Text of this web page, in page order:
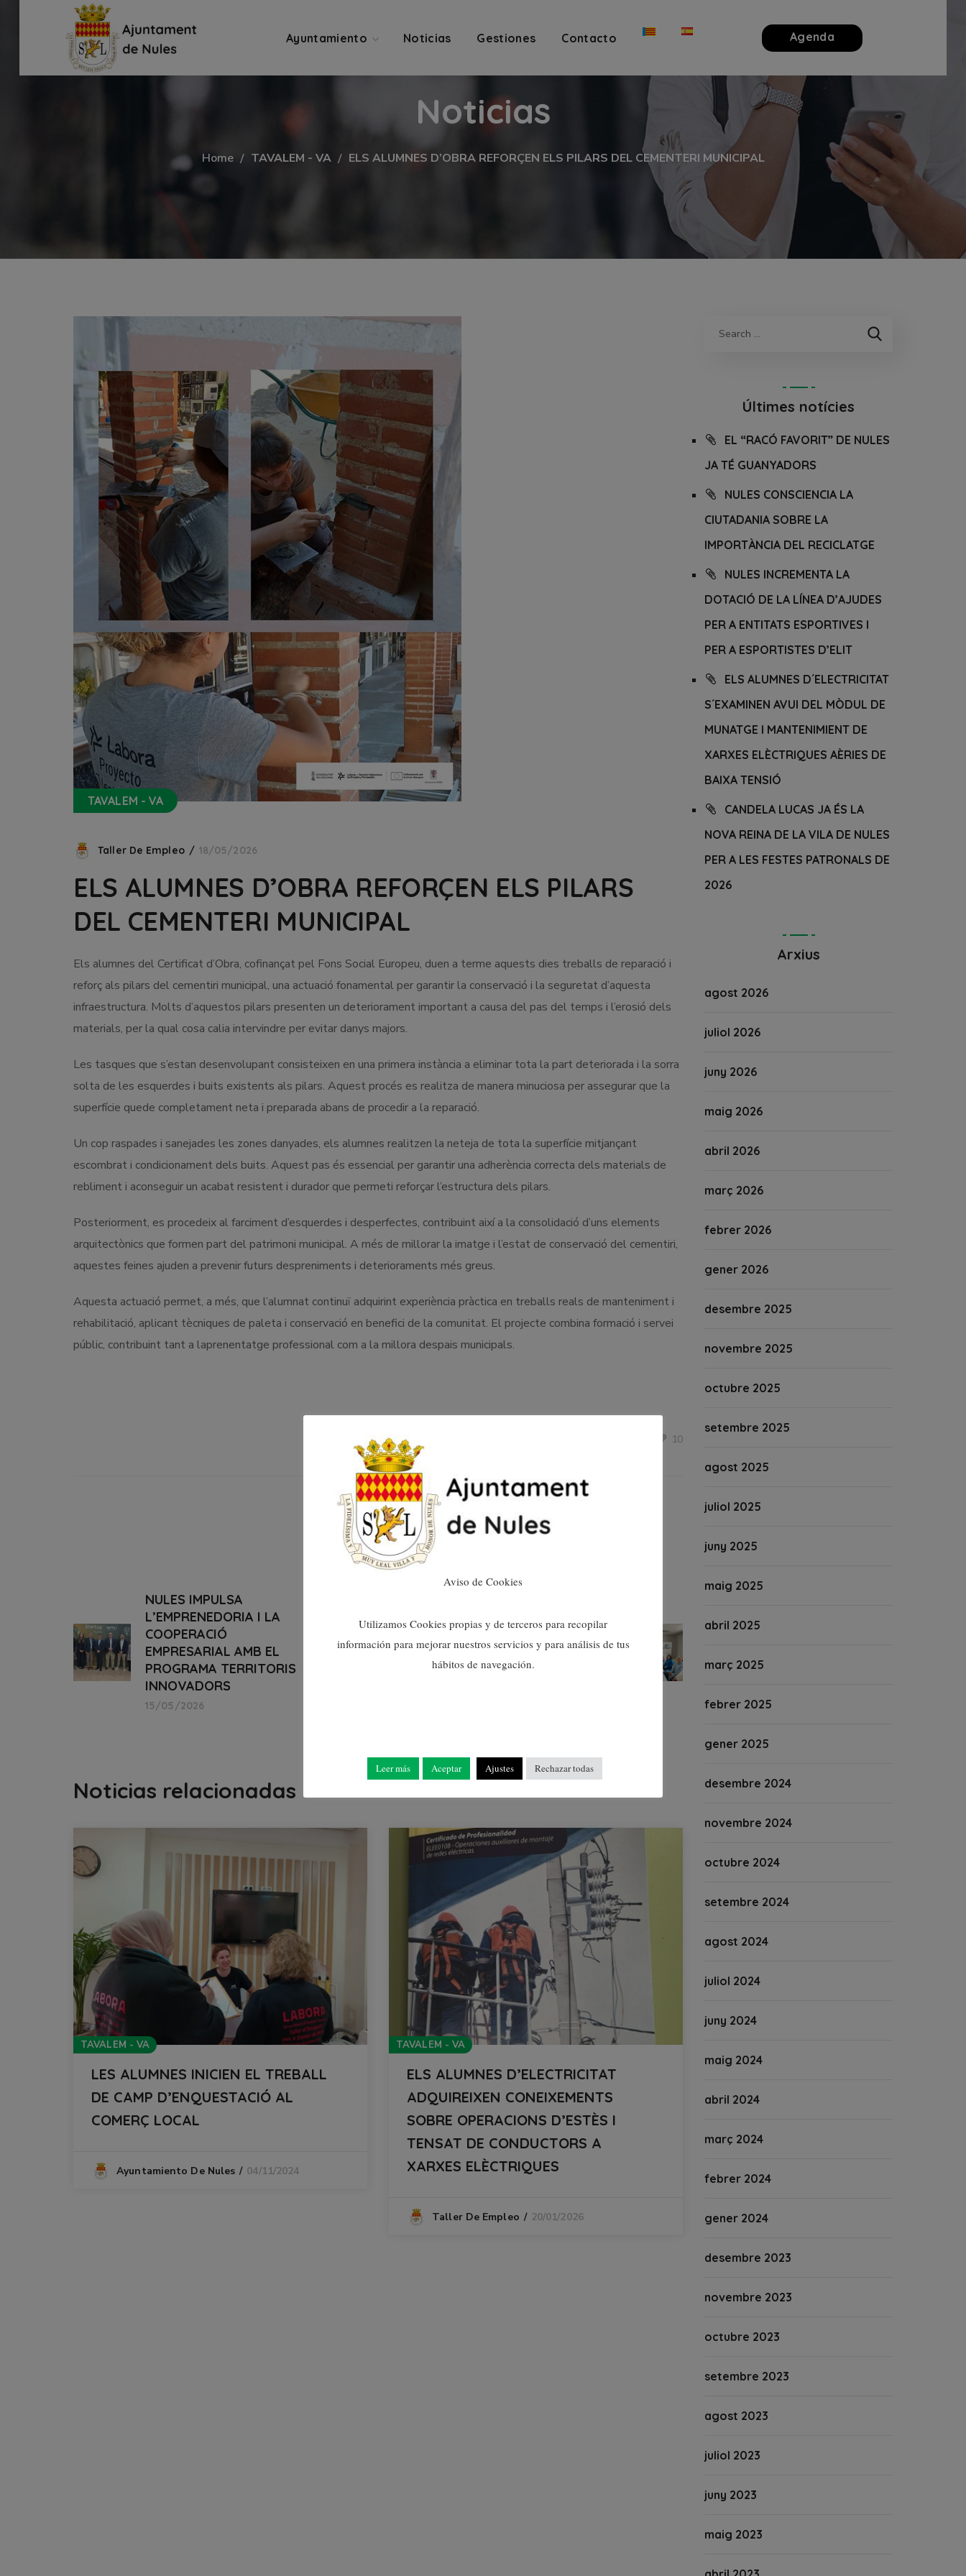
Ayuntamiento Noticias Gestiones Contacto Agenda
Noticias
Home TAVALEM - VA ELS ALUMNES D’OBRA REFORÇEN ELS PILARS DEL CEMENTERI MUNICIPAL
TAVALEM - VA
Taller De Empleo 18/05/2026
ELS ALUMNES D’OBRA REFORÇEN ELS PILARS
DEL CEMENTERI MUNICIPAL
Els alumnes del Certificat d’Obra, cofinançat pel Fons Social Europeu, duen a terme aquests dies treballs de reparació i
reforç als pilars del cementiri municipal, una actuació fonamental per garantir la conservació i la seguretat d’aquesta
infraestructura. Molts d’aquestos pilars presenten un deteriorament important a causa del pas del temps i l’erosió dels
materials, per la qual cosa calia intervindre per evitar danys majors.
Les tasques que s’estan desenvolupant consisteixen en una primera instància a eliminar tota la part deteriorada i la sorra
solta de les esquerdes i buits existents als pilars. Aquest procés es realitza de manera minuciosa per assegurar que la
superfície quede completament neta i preparada abans de procedir a la reparació.
Un cop raspades i sanejades les zones danyades, els alumnes realitzen la neteja de tota la superfície mitjançant
escombrat i condicionament dels buits. Aquest pas és essencial per garantir una adherència correcta dels materials de
rebliment i aconseguir un acabat resistent i durador que permeti reforçar l’estructura dels pilars.
Posteriorment, es procedeix al farciment d’esquerdes i desperfectes, contribuint així a la consolidació d’uns elements
arquitectònics que formen part del patrimoni municipal. A més de millorar la imatge i l’estat de conservació del cementiri,
aquestes feines ajuden a prevenir futurs despreniments i deterioraments més greus.
Aquesta actuació permet, a més, que l’alumnat continuï adquirint experiència pràctica en treballs reals de manteniment i
rehabilitació, aplicant tècniques de paleta i conservació en benefici de la comunitat. El projecte combina formació i servei
públic, contribuint tant a laprenentatge professional com a la millora despais municipals.
10
NULES IMPULSA
L’EMPRENEDORIA I LA
COOPERACIÓ
EMPRESARIAL AMB EL
PROGRAMA TERRITORIS
INNOVADORS
15/05/2026
HABILITATS SOCIALS
ENTRE LES PERSONES
USUÀRIES DEL
Noticias relacionadas
TAVALEM - VA
LES ALUMNES INICIEN EL TREBALL
DE CAMP D’ENQUESTACIÓ AL
COMERÇ LOCAL
Ayuntamiento De Nules 04/11/2024
TAVALEM - VA
ELS ALUMNES D’ELECTRICITAT
ADQUIREIXEN CONEIXEMENTS
SOBRE OPERACIONS D’ESTÈS I
TENSAT DE CONDUCTORS A
XARXES ELÈCTRIQUES
Taller De Empleo 20/01/2026
Últimes notícies
EL “RACÓ FAVORIT” DE NULES
JA TÉ GUANYADORS
NULES CONSCIENCIA LA
CIUTADANIA SOBRE LA
IMPORTÀNCIA DEL RECICLATGE
NULES INCREMENTA LA
DOTACIÓ DE LA LÍNEA D’AJUDES
PER A ENTITATS ESPORTIVES I
PER A ESPORTISTES D’ELIT
ELS ALUMNES D´ELECTRICITAT
S´EXAMINEN AVUI DEL MÒDUL DE
MUNATGE I MANTENIMIENT DE
XARXES ELÈCTRIQUES AÈRIES DE
BAIXA TENSIÓ
CANDELA LUCAS JA ÉS LA
NOVA REINA DE LA VILA DE NULES
PER A LES FESTES PATRONALS DE
2026
Arxius
agost 2026
juliol 2026
juny 2026
maig 2026
abril 2026
març 2026
febrer 2026
gener 2026
desembre 2025
novembre 2025
octubre 2025
setembre 2025
agost 2025
juliol 2025
juny 2025
maig 2025
abril 2025
març 2025
febrer 2025
gener 2025
desembre 2024
novembre 2024
octubre 2024
setembre 2024
agost 2024
juliol 2024
juny 2024
maig 2024
abril 2024
març 2024
febrer 2024
gener 2024
desembre 2023
novembre 2023
octubre 2023
setembre 2023
agost 2023
juliol 2023
juny 2023
maig 2023
Aviso de Cookies
Utilizamos Cookies propias y de terceros para recopilar
información para mejorar nuestros servicios y para análisis de tus
hábitos de navegación.
Leer más Aceptar Ajustes Rechazar todas